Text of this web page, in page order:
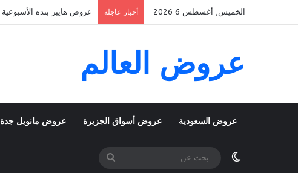
الخميس, أغسطس 6 2026 أخبار عاجلة عروض هايبر بنده الأسبوعية 5 اغسطس 2026 الموافق 22 صفر 1448 Back To School
عروض العالم
عروض السعودية عروض أسواق الجزيرة عروض مانويل جدة
الوضع المظلم
بحث